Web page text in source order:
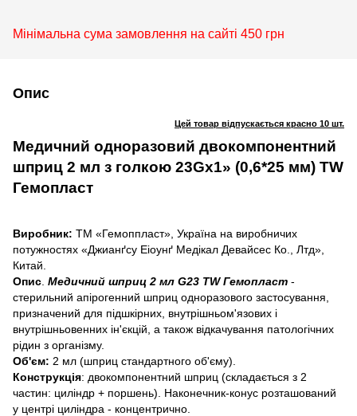
Мінімальна сума замовлення на сайті 450 грн
Опис
Цей товар відпускається красно 10 шт.
Медичний одноразовий двокомпонентний
шприц 2 мл з голкою 23Gх1» (0,6*25 мм) TW
Гемопласт
Виробник: ТМ «Гемоппласт», Україна на виробничих
потужностях «Джианґсу Еіоунґ Медікал Девайсес Ко., Лтд»,
Китай.
Опис Медичний шприц 2 мл G23 TW Гемопласт -
стерильний апірогенний шприц одноразового застосування,
призначений для підшкірних, внутрішньом'язових і
внутрішньовенних ін'єкцій, а також відкачування патологічних
рідин з організму.
Об'єм: 2 мл (шприц стандартного об'єму).
Конструкція: двокомпонентний шприц (складається з 2
частин: циліндр + поршень). Наконечник-конус розташований
у центрі циліндра - концентрично.